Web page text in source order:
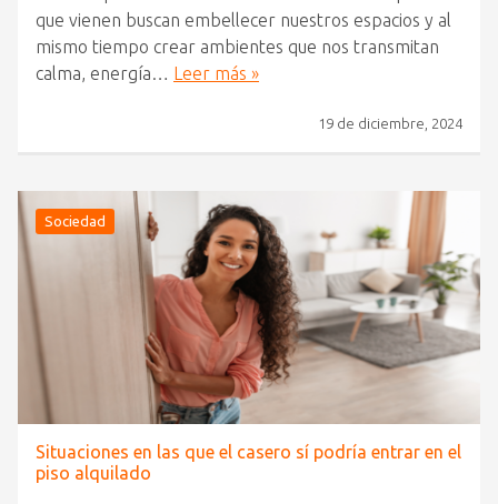
que vienen buscan embellecer nuestros espacios y al
mismo tiempo crear ambientes que nos transmitan
calma, energía… Leer más »
19 de diciembre, 2024
Sociedad
Situaciones en las que el casero sí podría entrar en el
piso alquilado